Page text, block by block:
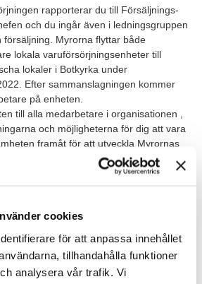
cookies
för att anpassa innehållet
tillhandahålla funktioner
analysera vår trafik. Vi
rapporterar du till Försäljnings-
och du ingår även i ledningsgruppen
Myrorna flyttar både
lokala varuförsörjningsenheter till
lokaler i Botkyrka under
Efter sammanslagningen kommer
på enheten.
till alla medarbetare i organisationen ,
och möjligheterna för dig att vara
framåt för att utveckla Myrornas
personliga egenskaper, men för att
ser vi gärna att du: